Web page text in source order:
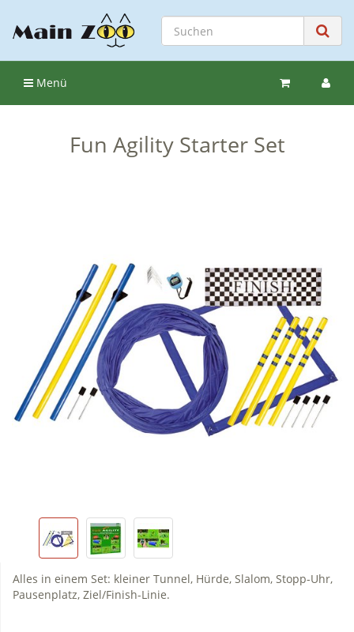
Menü
Fun Agility Starter Set
Alles in einem Set: kleiner Tunnel, Hürde, Slalom, Stopp-Uhr,
Pausenplatz, Ziel/Finish-Linie.